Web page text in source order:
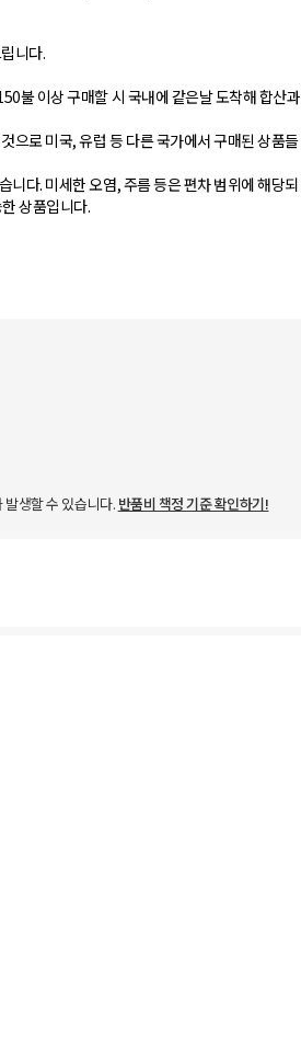
니다.
불 이상 구매할 시 국내에 같은날 도착해 합산과
으로 미국, 유럽 등 다른 국가에서 구매된 상품들
니다. 미세한 오염, 주름 등은 편차 범위에 해당되
상품입니다.
생할 수 있습니다. 반품비 책정 기준 확인하기!